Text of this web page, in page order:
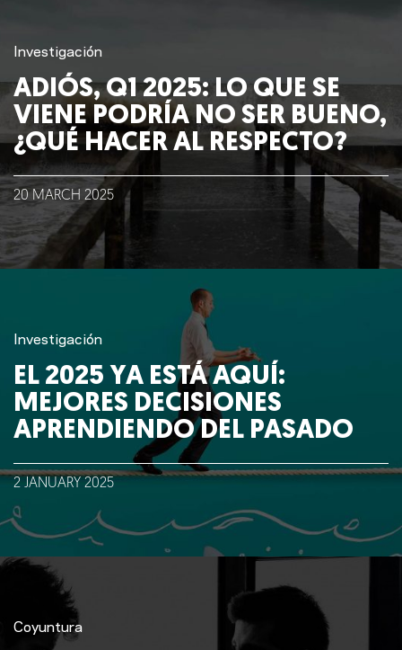
Investigación
ADIÓS, Q1 2025: LO QUE SE
VIENE PODRÍA NO SER BUENO,
¿QUÉ HACER AL RESPECTO?
20 MARCH 2025
Investigación
EL 2025 YA ESTÁ AQUÍ:
MEJORES DECISIONES
APRENDIENDO DEL PASADO
2 JANUARY 2025
Coyuntura